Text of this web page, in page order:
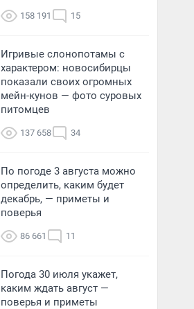
158 191 15
Игривые слонопотамы с
характером: новосибирцы
показали своих огромных
мейн-кунов — фото суровых
питомцев
137 658 34
По погоде 3 августа можно
определить, каким будет
декабрь, — приметы и
поверья
86 661 11
Погода 30 июля укажет,
каким ждать август —
поверья и приметы